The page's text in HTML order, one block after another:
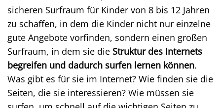
sicheren Surfraum für Kinder von 8 bis 12 Jahren
zu schaffen, in dem die Kinder nicht nur einzelne
gute Angebote vorfinden, sondern einen großen
Surfraum, in dem sie die Struktur des Internets
begreifen und dadurch surfen lernen können.
Was gibt es für sie im Internet? Wie finden sie die
Seiten, die sie interessieren? Wie müssen sie